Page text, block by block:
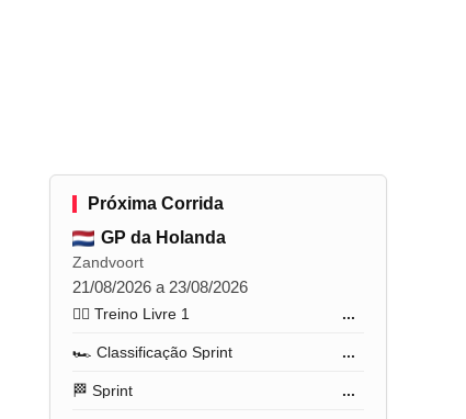
Próxima Corrida
GP da Holanda
Zandvoort
21/08/2026 a 23/08/2026
🏋️‍♂️ Treino Livre 1 ...
🏎️ Classificação Sprint ...
🏁 Sprint ...